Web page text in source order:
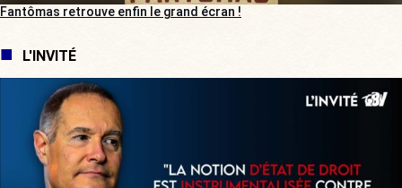
Fantômas retrouve enfin le grand écran !
L'INVITÉ